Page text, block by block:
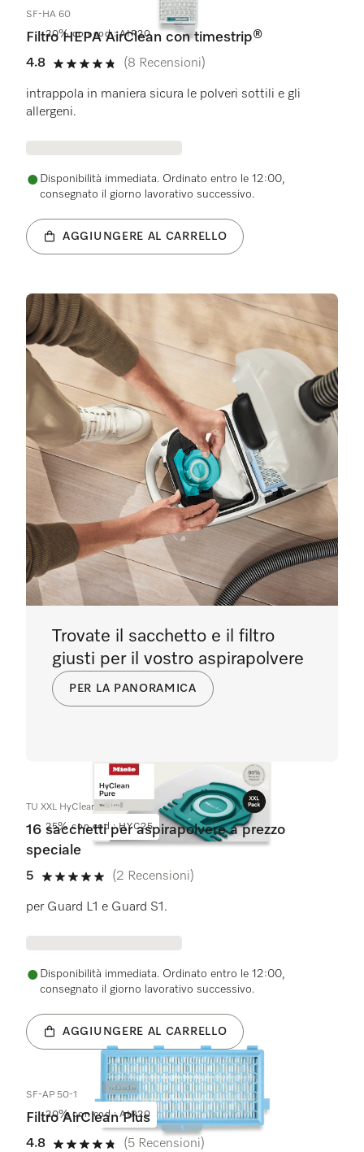
20% con cod.: AIR20
SF-HA 60
Filtro HEPA AirClean con timestrip®
4.8
4.8 su 5 stelle
(8 Recensioni)
intrappola in maniera sicura le polveri sottili e gli
allergeni.
Disponibilità immediata. Ordinato entro le 12:00,
consegnato il giorno lavorativo successivo.
AGGIUNGERE AL CARRELLO
25% con cod.: HYC25
TU XXL HyClean Pure
16 sacchetti per aspirapolvere a prezzo
speciale
5
5 su 5 stelle
(2 Recensioni)
per Guard L1 e Guard S1.
Disponibilità immediata. Ordinato entro le 12:00,
consegnato il giorno lavorativo successivo.
AGGIUNGERE AL CARRELLO
20% con cod.: AIR20
SF-AP 50-1
Filtro AirClean Plus
4.8 (5 Recensioni)
Trovate il sacchetto e il filtro
giusti per il vostro aspirapolvere
PER LA PANORAMICA